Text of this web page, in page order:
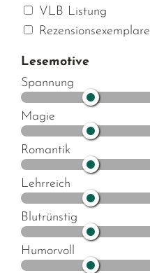
VLB Listung
Rezensionsexemplare
Lesemotive
Spannung
Magie
Romantik
Lehrreich
Blutrünstig
Humorvoll